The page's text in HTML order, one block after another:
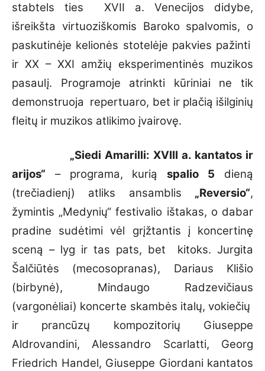
stabtels ties XVII a. Venecijos didybe,
išreikšta virtuoziškomis Baroko spalvomis, o
paskutinėje kelionės stotelėje pakvies pažinti
ir XX – XXI amžių eksperimentinės muzikos
pasaulį. Programoje atrinkti kūriniai ne tik
demonstruoja repertuaro, bet ir plačią išilginių
fleitų ir muzikos atlikimo įvairovę.
„Siedi Amarilli: XVIII a. kantatos ir
arijos“ – programa, kuriąspalio 5 dieną
(trečiadienį) atliks ansamblis „Reversio“,
žymintis „Medynių“ festivalio ištakas, o dabar
pradine sudėtimi vėl grįžtantis į koncertinę
sceną – lyg ir tas pats, bet kitoks. Jurgita
Šalčiūtės (mecosopranas), Dariaus Klišio
(birbynė), Mindaugo Radzevičiaus
(vargonėliai) koncerte skambės italų, vokiečių
ir prancūzų kompozitorių Giuseppe
Aldrovandini, Alessandro Scarlatti, Georg
Friedrich Handel, Giuseppe Giordani kantatos